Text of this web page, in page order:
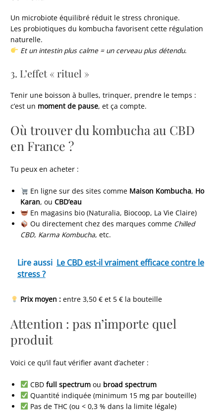
Un microbiote équilibré réduit le stress chronique.
Les probiotiques du kombucha favorisent cette régulation
naturelle.
Et un intestin plus calme = un cerveau plus détendu.
3. L’effet « rituel »
Tenir une boisson à bulles, trinquer, prendre le temps :
c’est un moment de pause, et ça compte.
Où trouver du kombucha au CBD
en France ?
Tu peux en acheter :
En ligne sur des sites comme Maison Kombucha, Ho
Karan, ouCBD’eau
En magasins bio (Naturalia, Biocoop, La Vie Claire)
Ou directement chez des marques comme Chilled
CBD, Karma Kombucha, etc.
Lire aussi Le CBD est-il vraiment efficace contre le
stress ?
Prix moyen :entre 3,50 € et 5 € la bouteille
Attention : pas n’importe quel
produit
Voici ce qu’il faut vérifier avant d’acheter :
CBD full spectrumou broad spectrum
Quantité indiquée (minimum 15 mg par bouteille)
Pas de THC (ou < 0,3 % dans la limite légale)